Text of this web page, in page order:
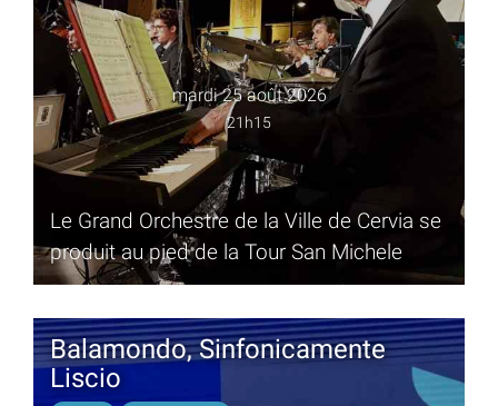
mardi 25 août 2026
21h15
Le Grand Orchestre de la Ville de Cervia se
produit au pied de la Tour San Michele
Balamondo, Sinfonicamente
Liscio